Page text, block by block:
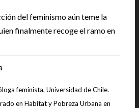
del feminismo aún teme la
finalmente recoge el ramo en
feminista, Universidad de Chile.
en Habitat y Pobreza Urbana en